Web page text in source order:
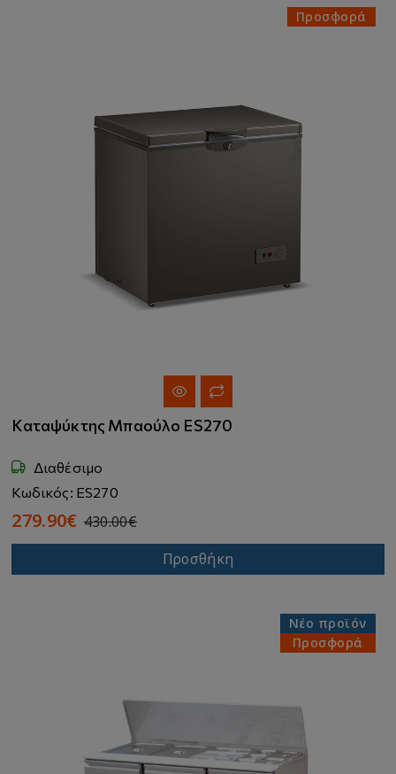
Προσφορά
Καταψύκτης Μπαούλο ES270
Διαθέσιμο
Κωδικός: ES270
279.90€ 430.00€
Προσθήκη
Νέο προϊόν
Προσφορά